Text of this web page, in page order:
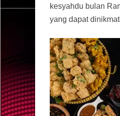
kesyahdu bulan
yang dapat